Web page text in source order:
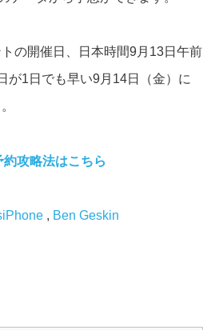
の開催日、日本時間9月13日午前
が1日でも早い9月14日（金）に
攻略法はこちら
, Ben Geskin